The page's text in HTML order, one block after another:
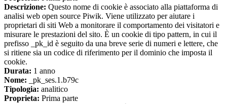
Descrizione: Questo nome di cookie è associato alla piattaforma di
analisi web open source Piwik. Viene utilizzato per aiutare i
proprietari di siti Web a monitorare il comportamento dei visitatori e
misurare le prestazioni del sito. È un cookie di tipo pattern, in cui il
prefisso _pk_id è seguito da una breve serie di numeri e lettere, che
si ritiene sia un codice di riferimento per il dominio che imposta il
cookie.
Durata: 1 anno
Nome: _pk_ses.1.b79c
Tipologia: analitico
Proprieta: Prima parte